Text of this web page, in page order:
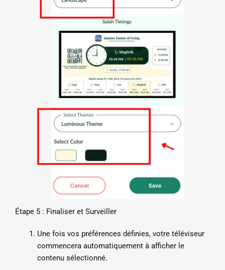
Étape 5 : Finaliser et Surveiller
Une fois vos préférences définies, votre téléviseur
commencera automatiquement à afficher le
contenu sélectionné.